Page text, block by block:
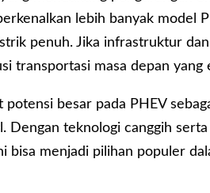
lebih banyak model
penuh. Jika infrastruktur
transportasi masa depan
potensi besar pada PHEV
Dengan teknologi canggih
bisa menjadi pilihan populer